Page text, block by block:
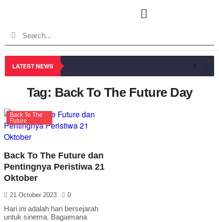
LATEST NEWS
Tag: Back To The Future Day
Back To The
Future
Back To The Future dan
Pentingnya Peristiwa 21
Oktober
21 October 2023 0
Hari ini adalah hari bersejarah
untuk sinema. Bagaimana